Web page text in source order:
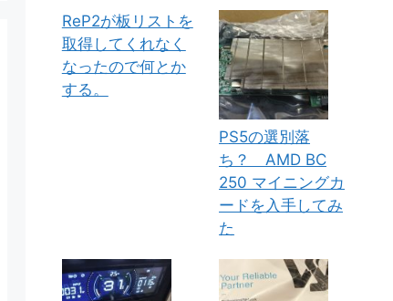
ReP2が板リストを
取得してくれなく
なったので何とか
する。
PS5の選別落
ち？ AMD BC
250 マイニングカ
ードを入手してみ
た